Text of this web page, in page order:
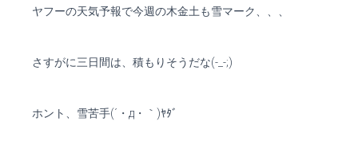
ヤフーの天気予報で今週の木金土も雪マーク、、、
さすがに三日間は、積もりそうだな(-_-;)
ホント、雪苦手(´・д・｀)ﾔﾀﾞ